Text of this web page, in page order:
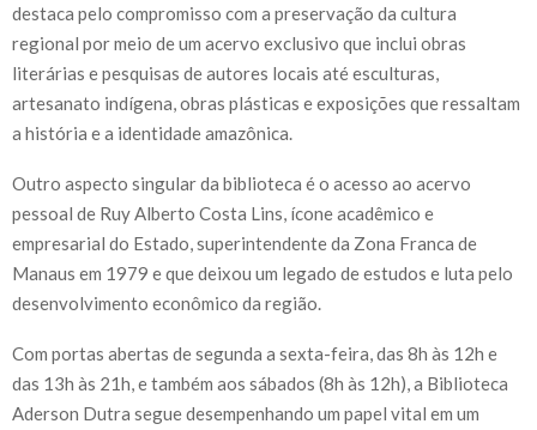
destaca pelo compromisso com a preservação da cultura
regional por meio de um acervo exclusivo que inclui obras
literárias e pesquisas de autores locais até esculturas,
artesanato indígena, obras plásticas e exposições que ressaltam
a história e a identidade amazônica.
Outro aspecto singular da biblioteca é o acesso ao acervo
pessoal de Ruy Alberto Costa Lins, ícone acadêmico e
empresarial do Estado, superintendente da Zona Franca de
Manaus em 1979 e que deixou um legado de estudos e luta pelo
desenvolvimento econômico da região.
Com portas abertas de segunda a sexta-feira, das 8h às 12h e
das 13h às 21h, e também aos sábados (8h às 12h), a Biblioteca
Aderson Dutra segue desempenhando um papel vital em um